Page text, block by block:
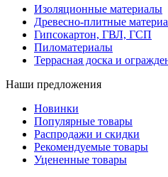
Изоляционные материалы
Древесно-плитные
Гипсокартон, ГВЛ, ГСП
Пиломатериалы
Террасная доска и
Наши предложения
Новинки
Популярные товары
Распродажи и скидки
Рекомендуемые товары
Уцененные товары